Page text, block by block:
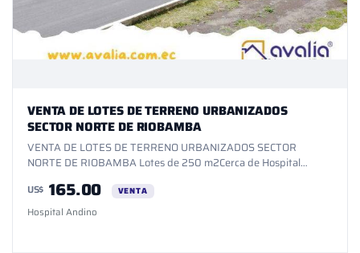
VENTA DE LOTES DE TERRENO URBANIZADOS
SECTOR NORTE DE RIOBAMBA
VENTA DE LOTES DE TERRENO URBANIZADOS SECTOR
NORTE DE RIOBAMBA Lotes de 250 m2Cerca de Hospital
planaVías de acceso asfaltadasSistema eléctrico
soterradoSistemas hidrosanitarios completosTodos los
serviciosExcelente ubicaciónPrecios accesiblesAceptamos
US$ 165.00 VENTA
Hospital Andino